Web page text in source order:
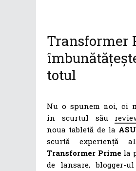
Transformer
totul
Nu o spunem noi, ci
în scurtul său
noua tabletă de la
scurtă experienţă
Transformer Primela
de lansare, blogger-